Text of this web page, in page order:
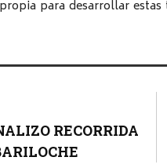
para desarrollar
RECORRIDA